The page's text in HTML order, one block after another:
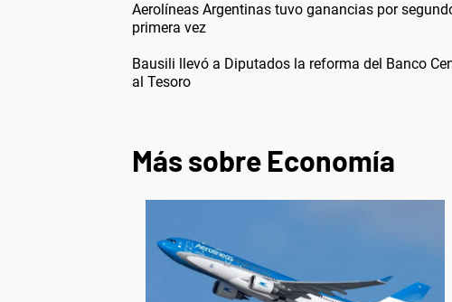
Aerolíneas Argentinas tuvo ganancias por
primera vez
Bausili llevó a Diputados la reforma del Banco
al Tesoro
Más sobre Economía